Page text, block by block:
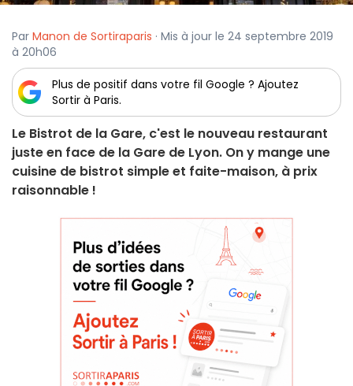
Par Manon de Sortiraparis · Mis à jour le 24 septembre 2019
à 20h06
Plus de positif dans votre fil Google ? Ajoutez
Sortir à Paris.
Le Bistrot de la Gare, c'est le nouveau restaurant
juste en face de la Gare de Lyon. On y mange une
cuisine de bistrot simple et faite-maison, à prix
raisonnable !